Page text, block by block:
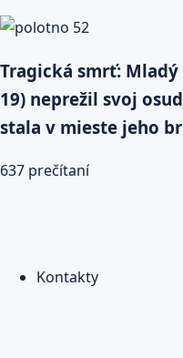
Tragická smrť: Mladý
19) neprežil svoj
stala v mieste jeho
637 prečítaní
Kontakty